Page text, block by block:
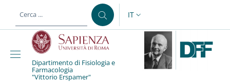
al contenuto principale
SELETTORE LINGUA:
IT
Dipartimento di Fisiologia e
Farmacologia
"Vittorio Erspamer"